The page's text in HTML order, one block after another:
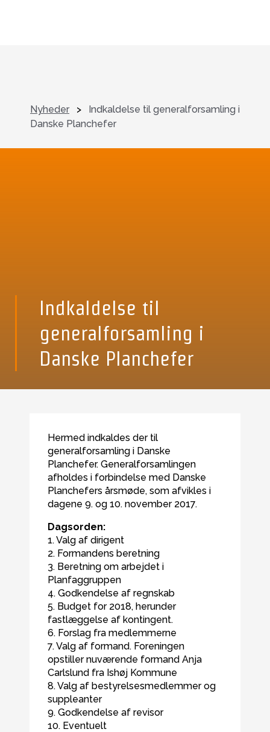
Nyheder >
Indkaldelse til generalforsamling i
Danske Planchefer
Indkaldelse til
generalforsamling i
Danske Planchefer
Hermed indkaldes der til
generalforsamling i Danske
Planchefer. Generalforsamlingen
afholdes i forbindelse med Danske
Planchefers årsmøde, som afvikles i
dagene 9. og 10. november 2017.
Dagsorden:
1. Valg af dirigent
2. Formandens beretning
3. Beretning om arbejdet i
Planfaggruppen
4. Godkendelse af regnskab
5. Budget for 2018, herunder
fastlæggelse af kontingent.
6. Forslag fra medlemmerne
7. Valg af formand. Foreningen
opstiller nuværende formand Anja
Carlslund fra Ishøj Kommune
8. Valg af bestyrelsesmedlemmer og
suppleanter
9. Godkendelse af revisor
10. Eventuelt